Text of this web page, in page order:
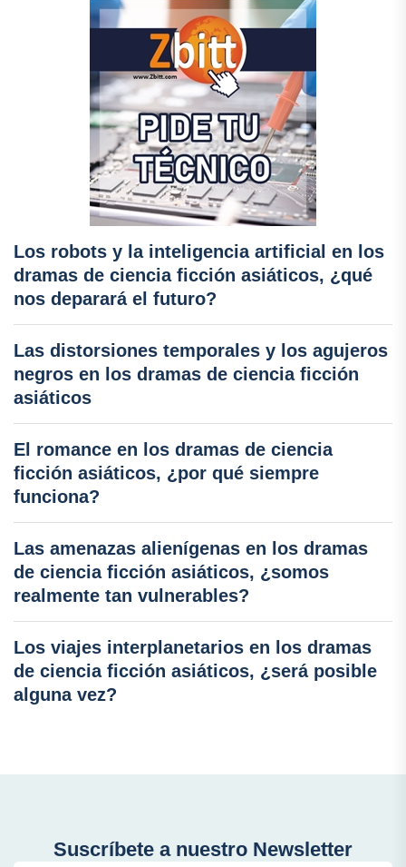
Los robots y la inteligencia artificial en los
dramas de ciencia ficción asiáticos, ¿qué
nos deparará el futuro?
Las distorsiones temporales y los agujeros
negros en los dramas de ciencia ficción
asiáticos
El romance en los dramas de ciencia
ficción asiáticos, ¿por qué siempre
funciona?
Las amenazas alienígenas en los dramas
de ciencia ficción asiáticos, ¿somos
realmente tan vulnerables?
Los viajes interplanetarios en los dramas
de ciencia ficción asiáticos, ¿será posible
alguna vez?
Suscríbete a nuestro Newsletter